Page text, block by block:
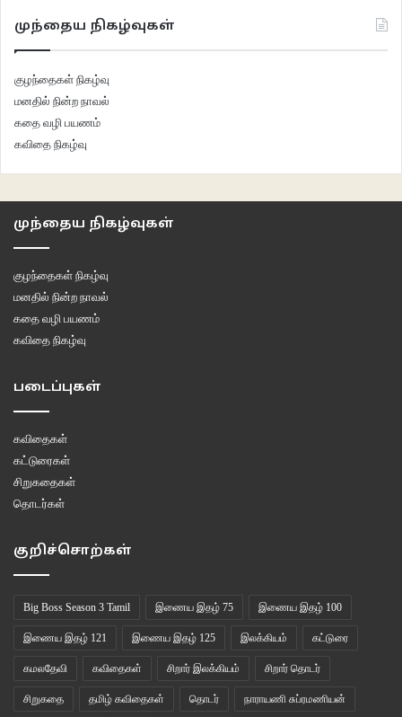
முந்தைய நிகழ்வுகள்
குழந்தைகள் நிகழ்வு
மனதில் நின்ற நாவல்
கதை வழி பயணம்
கவிதை நிகழ்வு
முந்தைய நிகழ்வுகள்
குழந்தைகள் நிகழ்வு
மனதில் நின்ற நாவல்
கதை வழி பயணம்
கவிதை நிகழ்வு
படைப்புகள்
கவிதைகள்
கட்டுரைகள்
சிறுகதைகள்
தொடர்கள்
குறிச்சொற்கள்
Big Boss Season 3 Tamil இணைய இதழ் 75 இணைய இதழ் 100
இணைய இதழ் 121 இணைய இதழ் 125 இலக்கியம் கட்டுரை
கமலதேவி கவிதைகள் சிறார் இலக்கியம் சிறார் தொடர்
சிறுகதை தமிழ் கவிதைகள் தொடர் நாராயணி சுப்ரமணியன்